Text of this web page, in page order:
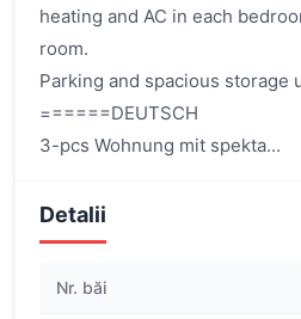
heating and AC in each
room.
Parking and spacious storage
======DEUTSCH
3-pcs Wohnung mit spekta...
Detalii
Nr. băi